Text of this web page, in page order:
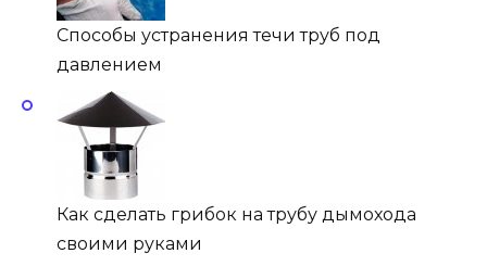
Способы устранения течи труб под
давлением
Как сделать грибок на трубу дымохода
своими руками